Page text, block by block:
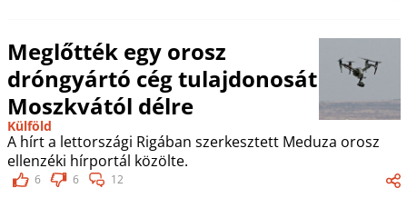
Meglőtték egy orosz
dróngyártó cég tulajdonosát
Moszkvától délre
Külföld
A hírt a lettországi Rigában szerkesztett Meduza orosz
ellenzéki hírportál közölte.
6 6 12